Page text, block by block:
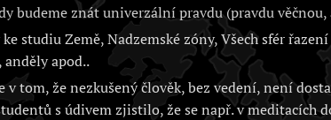
budeme znát univerzální pravdu (pravdu
studiu Země, Nadzemské zóny, Všech sfér
apod..
tom, že nezkušený člověk, bez vedení, není
s údivem zjistilo, že se např. v meditacích